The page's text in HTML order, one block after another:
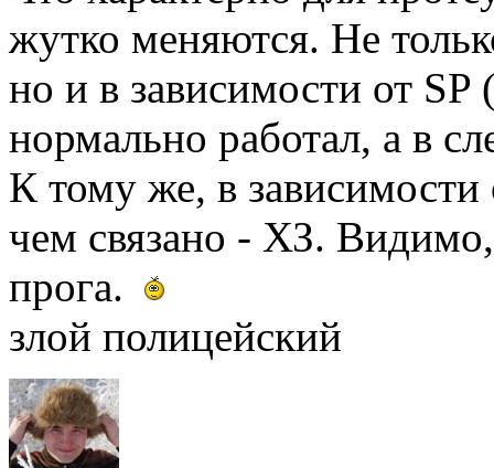
жутко меняются. Не
но и в зависимости от
нормально работал, а в
К тому же, в
чем связано - ХЗ.
прога.
злой полицейский